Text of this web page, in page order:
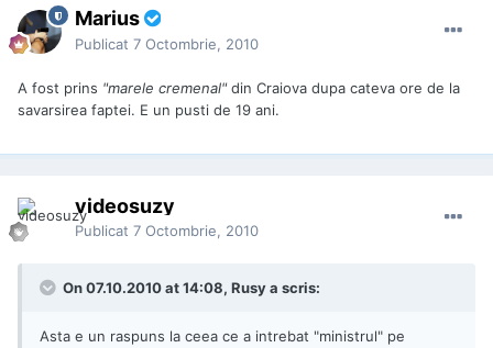
Marius
Publicat 7 Octombrie, 2010
A fost prins "marele cremenal"din Craiova dupa cateva ore de la
savarsirea faptei. E un pusti de 19 ani.
videosuzy
Publicat 7 Octombrie, 2010
On 07.10.2010 at 14:08, Rusy a scris:
Asta e un raspuns la ceea ce a intrebat "ministrul" pe